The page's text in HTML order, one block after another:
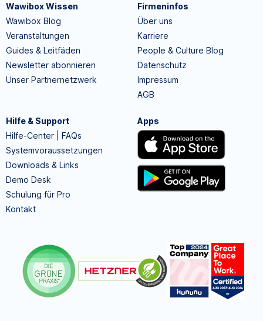
Wawibox Wissen
Wawibox Blog
Veranstaltungen
Guides & Leitfäden
Newsletter abonnieren
Unser Partnernetzwerk
Firmeninfos
Über uns
Karriere
People & Culture Blog
Datenschutz
Impressum
AGB
Hilfe & Support
Hilfe-Center | FAQs
Systemvoraussetzungen
Downloads & Links
Demo Desk
Schulung für Pro
Kontakt
Apps